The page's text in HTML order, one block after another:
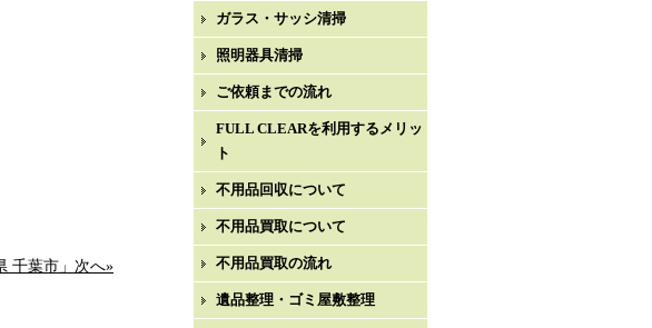
千葉市」次へ»
ガラス・サッシ清掃
照明器具清掃
ご依頼までの流れ
FULL CLEARを利用するメリッ
ト
不用品回収について
不用品買取について
不用品買取の流れ
遺品整理・ゴミ屋敷整理